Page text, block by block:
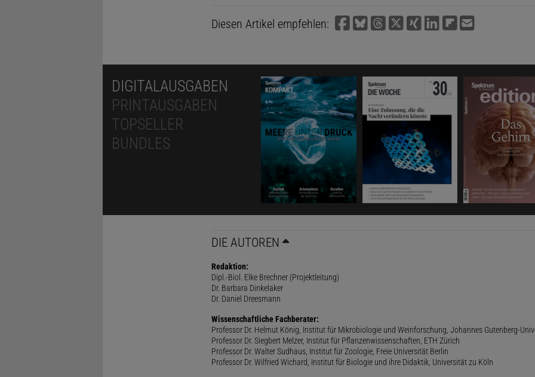
Diesen Artikel empfehlen:
DIGITALAUSGABEN
PRINTAUSGABEN
TOPSELLER
BUNDLES
DIE AUTOREN
Redaktion:
Dipl.-Biol. Elke Brechner (Projektleitung)
Dr. Barbara Dinkelaker
Dr. Daniel Dreesmann
Wissenschaftliche Fachberater:
Professor Dr. Helmut König, Institut für Mikrobiologie und Weinforschung, Johannes Gutenberg-
Professor Dr. Siegbert Melzer, Institut für Pflanzenwissenschaften, ETH Zürich
Professor Dr. Walter Sudhaus, Institut für Zoologie, Freie Universität Berlin
Professor Dr. Wilfried Wichard, Institut für Biologie und ihre Didaktik, Universität zu Köln